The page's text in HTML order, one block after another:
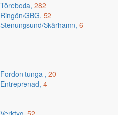
Töreboda, 282
Ringön/GBG, 52
Stenungsund/Skärhamn, 6
Fordon tunga , 20
Entreprenad, 4
Verktyg, 52